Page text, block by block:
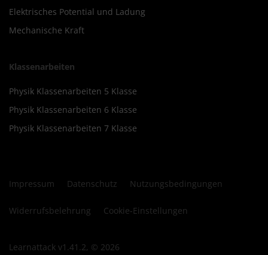
Elektrisches Potential und Ladung
Mechanische Kraft
Klassenarbeiten
Physik Klassenarbeiten 5 Klasse
Physik Klassenarbeiten 6 Klasse
Physik Klassenarbeiten 7 Klasse
Impressum Datenschutz Nutzungsbedingungen
Widerrufsbelehrung Cookie-Einstellungen
Learnattack v1.41.2, © 2026